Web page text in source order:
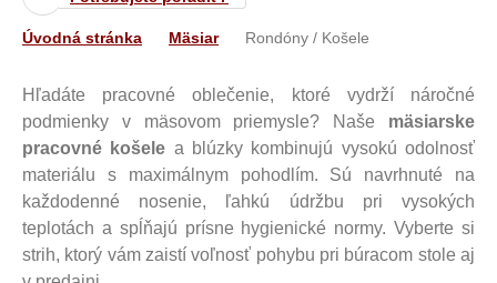
Úvodná stránka Mäsiar Rondóny / Košele
Hľadáte pracovné oblečenie, ktoré vydrží náročné
podmienky v mäsovom priemysle? Naše mäsiarske
pracovné košele a blúzky kombinujú vysokú odolnosť
materiálu s maximálnym pohodlím. Sú navrhnuté na
každodenné nosenie, ľahkú údržbu pri vysokých
teplotách a spĺňajú prísne hygienické normy. Vyberte si
strih, ktorý vám zaistí voľnosť pohybu pri búracom stole aj